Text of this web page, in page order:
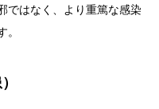
ではなく、より重篤な感染